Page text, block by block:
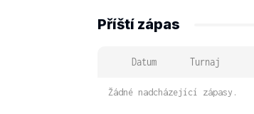
Příští zápas
Datum Turnaj
Žádné nadcházející zápasy.